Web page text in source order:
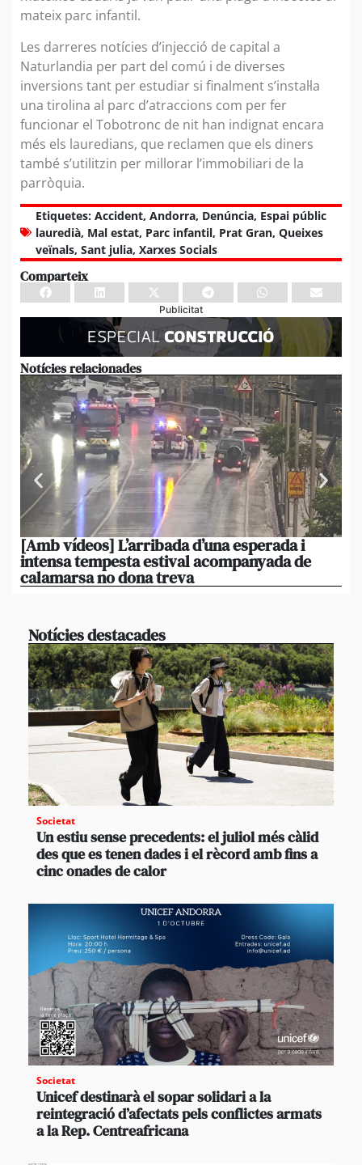
mateix parc infantil.
Les darreres notícies d’injecció de capital a
Naturlandia per part del comú i de diverses
inversions tant per estudiar si finalment s’instal·la
una tirolina al parc d’atraccions com per fer
funcionar el Tobotronc de nit han indignat encara
més els lauredians, que reclamen que els diners
també s’utilitzin per millorar l’immobiliari de la
parròquia.
Etiquetes: Accident, Andorra, Denúncia, Espai públic
lauredià, Mal estat, Parc infantil, Prat Gran, Queixes
veïnals, Sant julia, Xarxes Socials
Comparteix
Publicitat
Notícies relacionades
[Amb vídeos] L’arribada d’una esperada i
intensa tempesta estival acompanyada de
calamarsa no dona treva
Notícies destacades
Societat
Un estiu sense precedents: el juliol més càlid
des que es tenen dades i el rècord amb fins a
cinc onades de calor
Societat
Unicef destinarà el sopar solidari a la
reintegració d’afectats pels conflictes armats
a la Rep. Centreafricana